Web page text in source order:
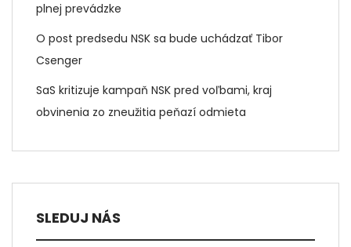
plnej prevádzke
O post predsedu NSK sa bude uchádzať Tibor
Csenger
SaS kritizuje kampaň NSK pred voľbami, kraj
obvinenia zo zneužitia peňazí odmieta
SLEDUJ NÁS